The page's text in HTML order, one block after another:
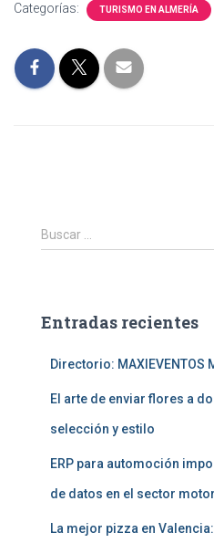
Categorías: TURISMO EN ALMERÍA
B
u
r
Buscar …
Entradas recientes
Directorio: MAXIEVENTOS
El arte de enviar flores a
selección y estilo
ERP para automoción
de datos en el sector motor
La mejor pizza en